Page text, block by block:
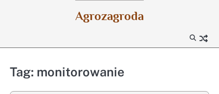
Agrozagroda
Tag: monitorowanie